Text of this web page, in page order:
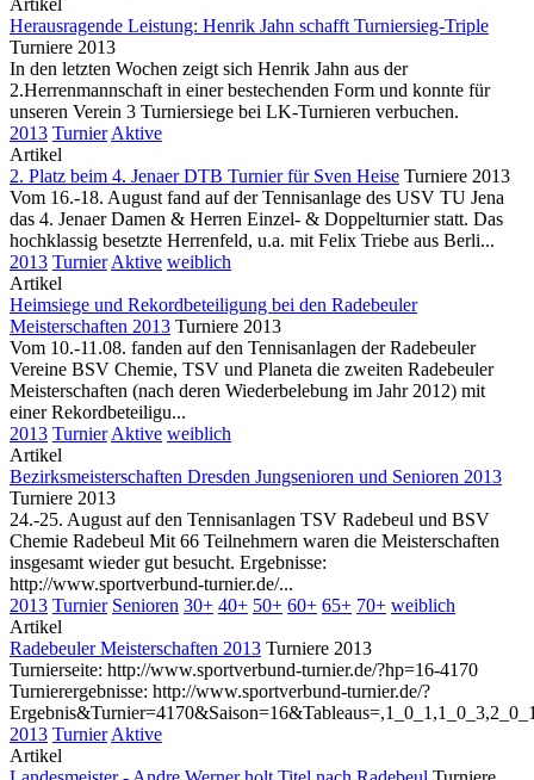
Artikel
Herausragende Leistung: Henrik Jahn schafft Turniersieg-Triple
Turniere 2013
In den letzten Wochen zeigt sich Henrik Jahn aus der
2.Herrenmannschaft in einer bestechenden Form und konnte für
unseren Verein 3 Turniersiege bei LK-Turnieren verbuchen.
2013 Turnier Aktive
Artikel
2. Platz beim 4. Jenaer DTB Turnier für Sven Heise Turniere 2013
Vom 16.-18. August fand auf der Tennisanlage des USV TU Jena
das 4. Jenaer Damen & Herren Einzel- & Doppelturnier statt. Das
hochklassig besetzte Herrenfeld, u.a. mit Felix Triebe aus Berli...
2013 Turnier Aktive weiblich
Artikel
Heimsiege und Rekordbeteiligung bei den Radebeuler
Meisterschaften 2013 Turniere 2013
Vom 10.-11.08. fanden auf den Tennisanlagen der Radebeuler
Vereine BSV Chemie, TSV und Planeta die zweiten Radebeuler
Meisterschaften (nach deren Wiederbelebung im Jahr 2012) mit
einer Rekordbeteiligu...
2013 Turnier Aktive weiblich
Artikel
Bezirksmeisterschaften Dresden Jungsenioren und Senioren 2013
Turniere 2013
24.-25. August auf den Tennisanlagen TSV Radebeul und BSV
Chemie Radebeul Mit 66 Teilnehmern waren die Meisterschaften
insgesamt wieder gut besucht. Ergebnisse:
http://www.sportverbund-turnier.de/...
2013 Turnier Senioren 30+ 40+ 50+ 60+ 65+ 70+ weiblich
Artikel
Radebeuler Meisterschaften 2013 Turniere 2013
Turnierseite: http://www.sportverbund-turnier.de/?hp=16-4170
Turnierergebnisse: http://www.sportverbund-turnier.de/?
2013 Turnier Aktive
Artikel